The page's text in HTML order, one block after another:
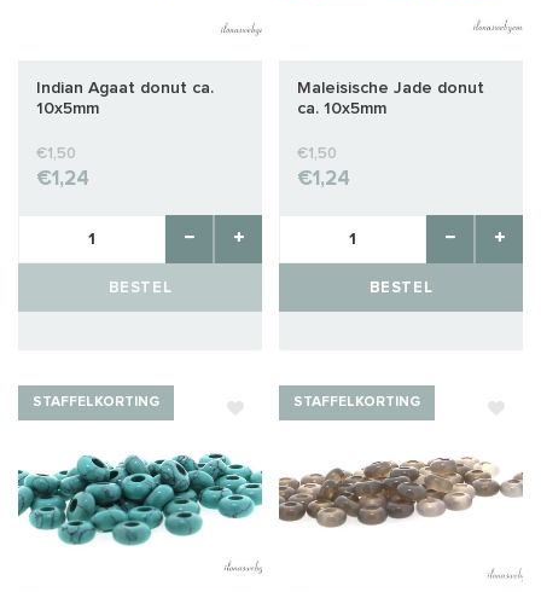
Indian Agaat donut ca.
10x5mm
€1,50
€1,24
BESTEL
Maleisische Jade donut
ca. 10x5mm
€1,50
€1,24
BESTEL
STAFFELKORTING STAFFELKORTING